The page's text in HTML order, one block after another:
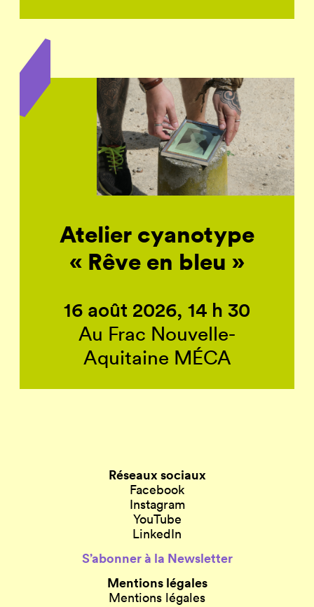
Atelier cyanotype
« Rêve en bleu »
16 août 2026, 14 h 30
Au Frac Nouvelle-
Aquitaine MÉCA
Réseaux sociaux
Facebook
Instagram
YouTube
LinkedIn
S’abonner à la Newsletter
Mentions légales
Mentions légales